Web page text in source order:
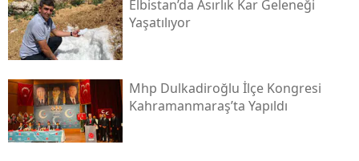
Elbistan’da Asırlık Kar Geleneği
Yaşatılıyor
Mhp Dulkadiroğlu İlçe Kongresi
Kahramanmaraş’ta Yapıldı